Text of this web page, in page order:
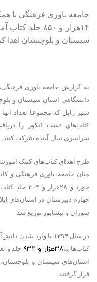
جامعه یاوری فرهنگی با
۱۴هزار و ۸۵۰
سیستان و بلوچستان اهدا
به گزارش جامعه یاوری
دانشگاهی استان سیستان و
کتاب‌های تست کنکور را
سراسری سال آینده شرکت کنند.
طرح اهدای کتاب‌های کمک
میان جامعه یاوری فرهنگی و
خورد و
چهارم دبیرستان در استان‌های
سوران و نیشابور توزیع شد.
در سال ۱۳۹۴ با وارد
کتاب‌ها به۳۸هزار و ۹۳۲
استان‌های سیستان و
قرار گرفتند.